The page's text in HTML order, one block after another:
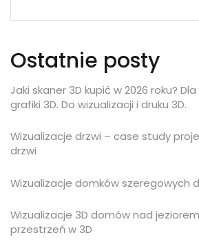
Ostatnie posty
Jaki skaner 3D kupić w 2026 roku?
grafiki 3D. Do wizualizacji i druku 3D.
Wizualizacje drzwi – case study
drzwi
Wizualizacje domków szeregowych
Wizualizacje 3D domów nad
przestrzeń w 3D